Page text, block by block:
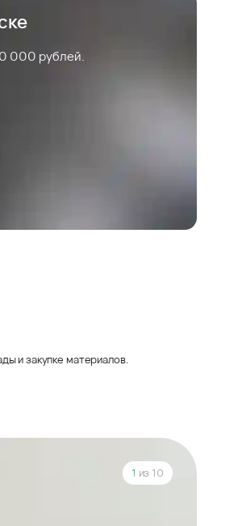
000 рублей.
и закупке материалов.
1 из 10